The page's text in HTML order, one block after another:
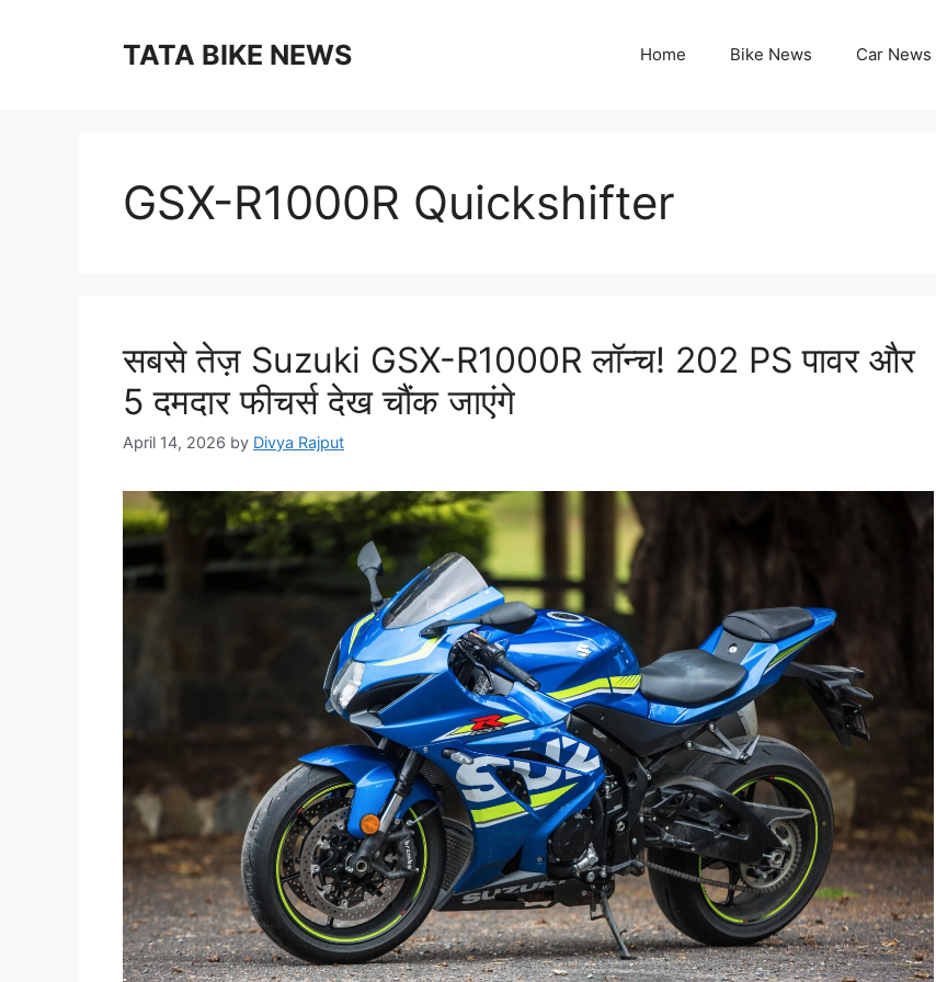
TATA BIKE NEWS Home Bike News Car News
GSX-R1000R Quickshifter
सबसे तेज़ Suzuki GSX-R1000R लॉन्च! 202 PS पावर और
5 दमदार फीचर्स देख चौंक जाएंगे
April 14, 2026 by Divya Rajput